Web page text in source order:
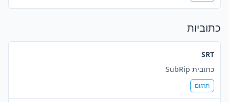
כתוביות
SRT
כתובית SubRip
תרגום